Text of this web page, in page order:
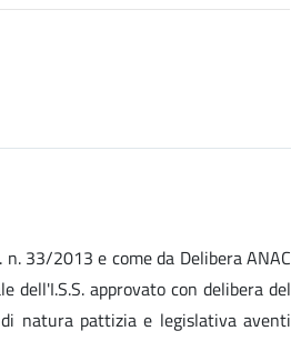
33/2013 e come da Delibera ANAC
dell'I.S.S. approvato con delibera del
natura pattizia e legislativa aventi